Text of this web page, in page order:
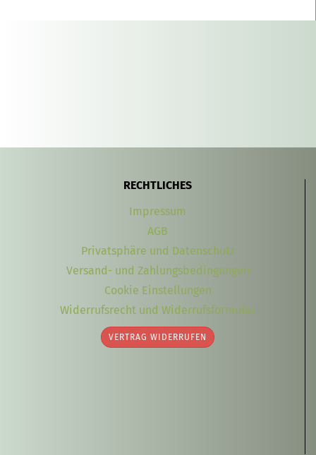
RECHTLICHES
Impressum
AGB
Privatsphäre und Datenschutz
Versand- und Zahlungsbedingungen
Cookie Einstellungen
Widerrufsrecht und Widerrufsformular
VERTRAG WIDERRUFEN